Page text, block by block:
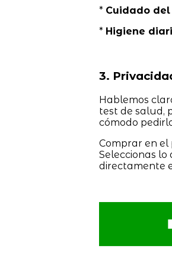
* Cuidado del
* Higiene
3.
Hablemos
test de salud,
cómodo
Comprar en
Seleccionas
directamente